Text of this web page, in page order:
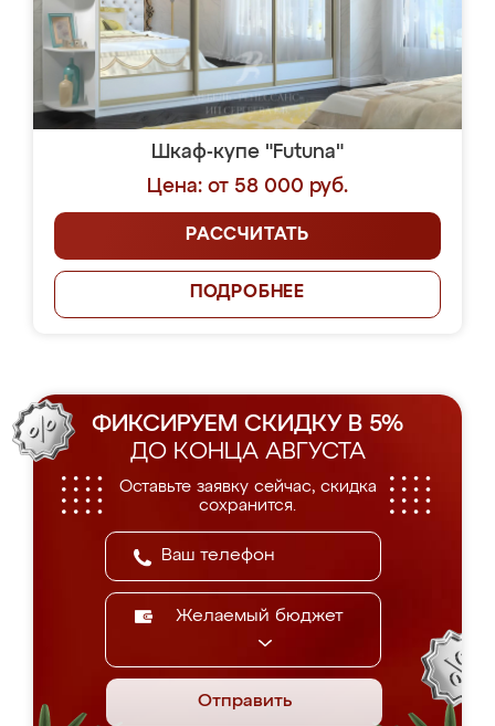
Шкаф-купе "Futuna"
Цена: от 58 000 руб.
РАССЧИТАТЬ
ПОДРОБНЕЕ
ФИКСИРУЕМ СКИДКУ В 5%
ДО КОНЦА АВГУСТА
Оставьте заявку сейчас, скидка
сохранится.
Желаемый бюджет
Отправить